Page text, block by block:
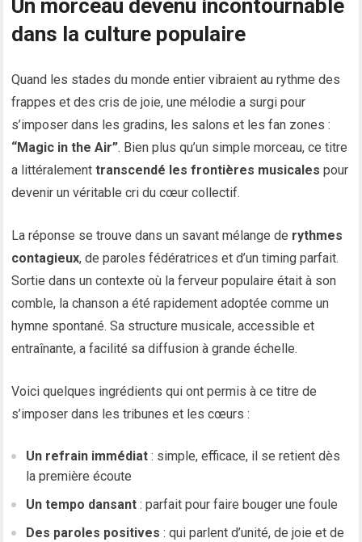
Un morceau devenu incontournable
dans la culture populaire
Quand les stades du monde entier vibraient au rythme des
frappes et des cris de joie, une mélodie a surgi pour
s’imposer dans les gradins, les salons et les fan zones :
“Magic in the Air”. Bien plus qu’un simple morceau, ce titre
a littéralementtranscendé les frontières musicales pour
devenir un véritable cri du cœur collectif.
La réponse se trouve dans un savant mélange de rythmes
contagieux, de paroles fédératrices et d’un timing parfait.
Sortie dans un contexte où la ferveur populaire était à son
comble, la chanson a été rapidement adoptée comme un
hymne spontané. Sa structure musicale, accessible et
entraînante, a facilité sa diffusion à grande échelle.
Voici quelques ingrédients qui ont permis à ce titre de
s’imposer dans les tribunes et les cœurs :
Un refrain immédiat : simple, efficace, il se retient dès
la première écoute
Un tempo dansant : parfait pour faire bouger une foule
Des paroles positives : qui parlent d’unité, de joie et de